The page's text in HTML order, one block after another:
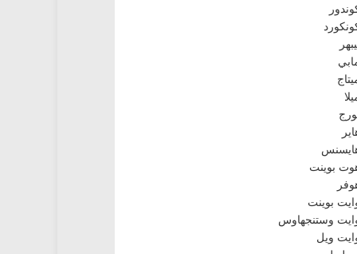
بوينت
بوينت
وستنجهاوس
ويل